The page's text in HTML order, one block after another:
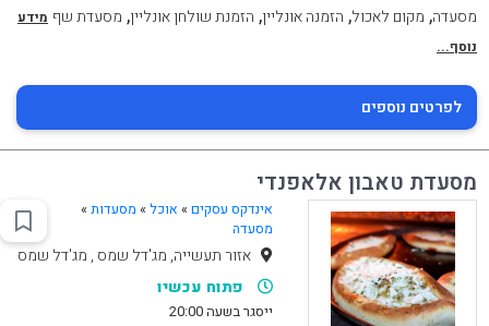
מסעדה, מקום לאכול, הזמנה אונליין, הזמנת שולחן אונליין, מסעדת שף מידע
נוסף...
לפרטים נוספים
מסעדת טאבון אלאפנדי
אינדקס עסקים » אוכל» מסעדות»
מסעדה
אזור תעשייה, מג'דל שמס , מג'דל שמס
פתוח עכשיו
ייסגר בשעה 20:00